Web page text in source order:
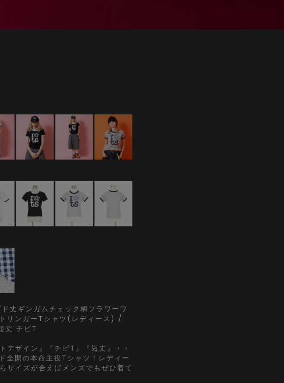
丈ギンガムチェック柄フラワーワ
リンガーTシャツ(レディース) /
丈 チビT
デザイン』『チビT』『短丈』・・
全開の本命主役Tシャツ！レディー
サイズが合えばメンズでもぜひ着て